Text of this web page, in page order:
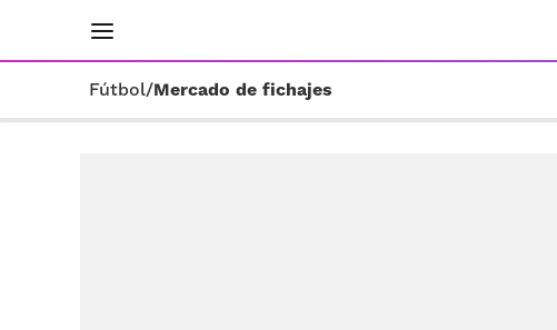
Fútbol/Mercado de fichajes